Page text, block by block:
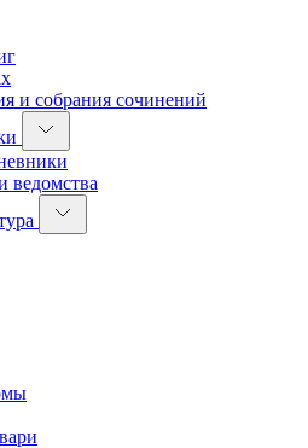
и собрания сочинений
ведомства